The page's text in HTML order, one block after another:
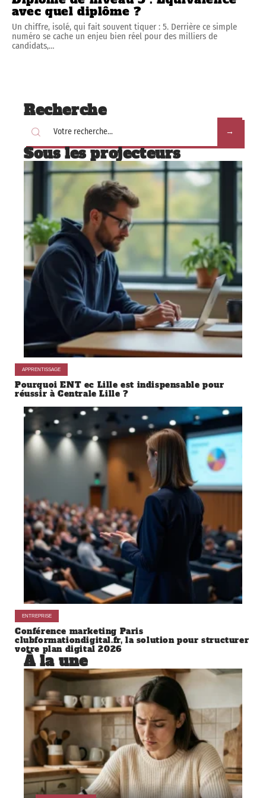
avec quel diplôme ?
Un chiffre, isolé, qui fait souvent tiquer : 5. Derrière ce simple
numéro se cache un enjeu bien réel pour des milliers de
candidats,…
Recherche
Sous les projecteurs
APPRENTISSAGE
Pourquoi ENT ec Lille est indispensable pour
réussir à Centrale Lille ?
ENTREPRISE
Conférence marketing Paris
clubformationdigital.fr, la solution pour structurer
votre plan digital 2026
À la une